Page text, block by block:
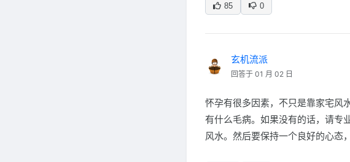
85 0
玄机流派
回答于 01 月 02 日
怀孕有很多因素，不只是靠家宅风
有什么毛病。如果没有的话，请专
风水。然后要保持一个良好的心态